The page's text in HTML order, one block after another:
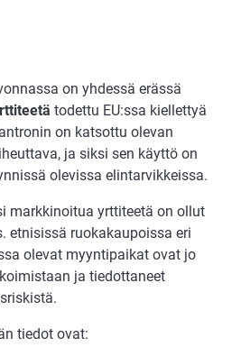
on yhdessä erässä
todettu EU:ssa kiellettyä
on katsottu olevan
ja siksi sen käyttö on
olevissa elintarvikkeissa.
markkinoitua yrttiteetä on ollut
etnisissä ruokakaupoissa eri
olevat myyntipaikat ovat jo
ja tiedottaneet
tiedot ovat: